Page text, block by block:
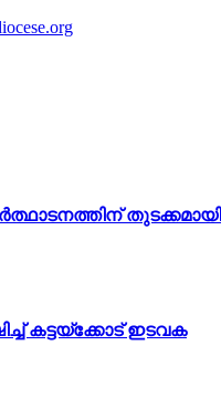
തുടക്കമായി
കട്ടയ്ക്കോട് ഇടവക